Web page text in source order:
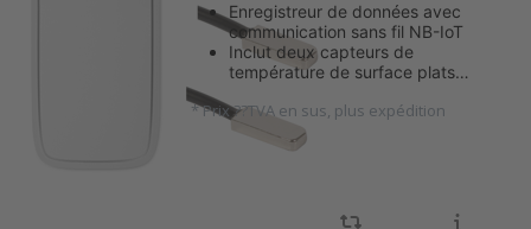
Enregistreur de données avec
communication sans fil NB-IoT
Inclut deux capteurs de
température de surface plats…
*Prix ??TVA en sus, plus expédition